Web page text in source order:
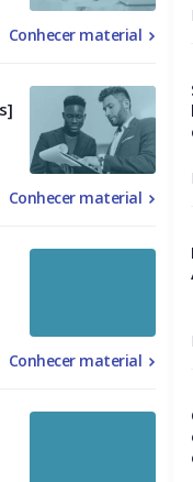
Conhecer material
Conhecer material
Conhecer material